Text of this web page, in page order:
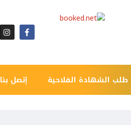
طلب الشهادة الفلاحية إتصل بنا